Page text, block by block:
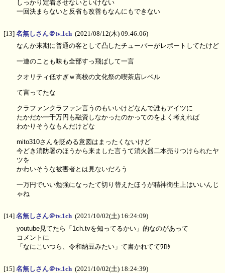
しっかり定着させないといけない
一回決まらないと反省も改善もなんにもできない
[13] 名無しさん＠tv.1ch (2021/08/12(木) 09:46:06)
なんか末期に普通の客として凸したチューバーがレポートしてたけど
一連のことも味も全部すっ飛ばして一言
クオリティ低すぎｗ高校の文化祭の喫茶店レベル
て言ってたな
クラファンクラファン言うのもいいけどなんで誰もアイツに
たかだか一千万円も融資しなかったのかってのをよく考えれば
わかりそうなもんだけどな
mito310さんを貶める意図はまったくないけど
今どき消防署のほうから来ました言うて消火器二本売りつけられたヤ
ツを
かわいそうな被害者とは見ないだろう
一万円でいい勉強になったて切り替えたほうが精神衛生上はいいんじ
ゃね
[14] 名無しさん＠tv.1ch (2021/10/02(土) 16:24:09)
youtube見てたら「1ch.tvを知ってるかい」的なのがあって
コメントに
「なにこいつら、令和納豆みたい」て書かれててﾜﾛﾀ
[15] 名無しさん＠tv.1ch (2021/10/02(土) 18:24:39)